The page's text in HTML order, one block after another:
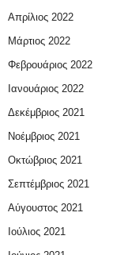
Απρίλιος 2022
Μάρτιος 2022
Φεβρουάριος 2022
Ιανουάριος 2022
Δεκέμβριος 2021
Νοέμβριος 2021
Οκτώβριος 2021
Σεπτέμβριος 2021
Αύγουστος 2021
Ιούλιος 2021